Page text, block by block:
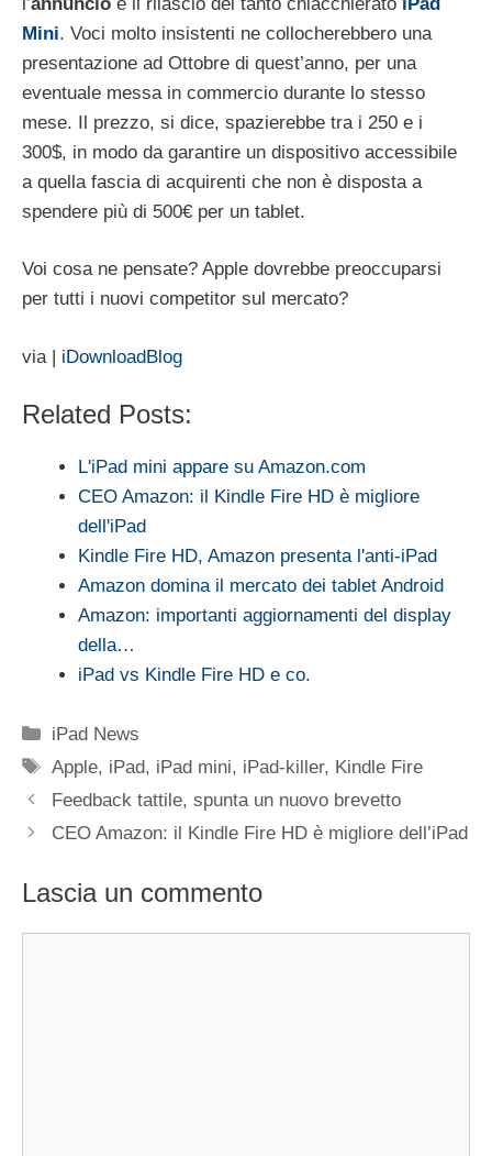
Mini. Voci molto insistenti ne collocherebbero una
presentazione ad Ottobre di quest’anno, per una
eventuale messa in commercio durante lo stesso
mese. Il prezzo, si dice, spazierebbe tra i 250 e i
300$, in modo da garantire un dispositivo accessibile
a quella fascia di acquirenti che non è disposta a
spendere più di 500€ per un tablet.
Voi cosa ne pensate? Apple dovrebbe preoccuparsi
per tutti i nuovi competitor sul mercato?
via | iDownloadBlog
Related Posts:
L'iPad mini appare su Amazon.com
CEO Amazon: il Kindle Fire HD è migliore
dell'iPad
Kindle Fire HD, Amazon presenta l'anti-iPad
Amazon domina il mercato dei tablet Android
Amazon: importanti aggiornamenti del display
della…
iPad vs Kindle Fire HD e co.
Categorie
iPad News
Tag
Apple, iPad, iPad mini, iPad-killer, Kindle Fire
Feedback tattile, spunta un nuovo brevetto
CEO Amazon: il Kindle Fire HD è migliore dell’iPad
Lascia un commento